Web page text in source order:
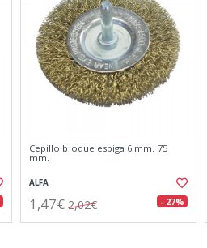
Cepillo bloque espiga 6 mm. 75
mm.
ALFA
1,47€ 2,02€ - 27%